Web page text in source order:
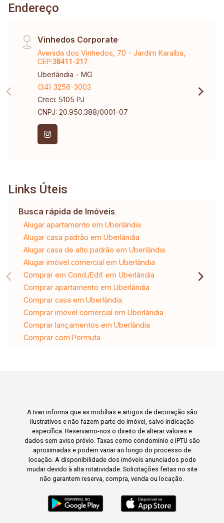
Endereço
Vinhedos Corporate
Avenida dos Vinhedos, 70 - Jardim Karaíba,
CEP:38411-217
Uberlândia - MG
(34) 3256-3003
Creci: 5105 PJ
CNPJ: 20.950.388/0001-07
Links Úteis
Busca rápida de Imóveis
Alugar apartamento em Uberlândia
Alugar casa padrão em Uberlândia
Alugar casa de alto padrão em Uberlândia
Alugar imóvel comercial em Uberlândia
Comprar em Cond./Edif. em Uberlândia
Comprar apartamento em Uberlândia
Comprar casa em Uberlândia
Comprar imóvel comercial em Uberlândia
Comprar lançamentos em Uberlândia
Comprar com Permuta
A Ivan informa que as mobílias e artigos de decoração são
ilustrativos e não fazem parte do imóvel, salvo indicação
específica. Reservamo-nos o direito de alterar valores e
dados sem aviso prévio. Taxas como condomínio e IPTU são
aproximadas e podem variar ao longo do processo de
locação. A disponibilidade dos imóveis anunciados pode
mudar devido à alta rotatividade. Solicitações feitas no site
não garantem reserva, compra, venda ou locação.